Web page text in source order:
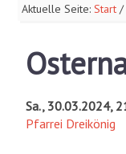
Aktuelle Seite:Start /
Sa., 30.03.2024,
Pfarrei Dreikönig